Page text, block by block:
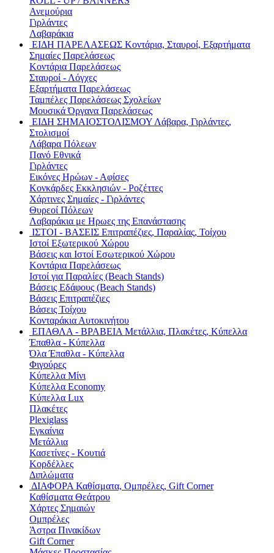
Ανεμούρια
Γιρλάντες
Λαβαράκια
ΕΙΔΗ ΠΑΡΕΛΑΣΕΩΣ Κοντάρια, Σταυροί, Εξαρτήματα
Σημαίες Παρελάσεως
Κοντάρια Παρελάσεως
Σταυροί - Λόγχες
Εξαρτήματα Παρελάσεως
Ταμπέλες Παρελάσεως Σχολείων
Μουσικά Όργανα Παρελάσεως
ΕΙΔΗ ΣΗΜΑΙΟΣΤΟΛΙΣΜΟΥ Λάβαρα, Γιρλάντες,
Στολισμοί
Λάβαρα Πόλεων
Πανό Εθνικά
Γιρλάντες
Εικόνες Ηρώων - Αφίσες
Κονκάρδες Εκκλησιών - Ροζέττες
Χάρτινες Σημαίες - Γιρλάντες
Θυρεοί Πόλεων
Λαβαράκια με Ηρωες της Επανάστασης
ΙΣΤΟΙ - ΒΑΣΕΙΣ Επιτραπέζιες, Παραλίας, Τοίχου
Ιστοί Εξωτερικού Χώρου
Βάσεις και Ιστοί Εσωτερικού Χώρου
Κοντάρια Παρελάσεως
Ιστοί για Παραλίες (Beach Stands)
Βάσεις Εδάφους (Beach Stands)
Βάσεις Επιτραπέζιες
Βάσεις Τοίχου
Κονταράκια Αυτοκινήτου
ΕΠΑΘΛΑ - ΒΡΑΒΕΙΑ Μετάλλια, Πλακέτες, Κύπελλα
Έπαθλα - Κύπελλα
Όλα Έπαθλα - Κύπελλα
Φιγούρες
Κύπελλα Μίνι
Κύπελλα Economy
Κύπελλα Lux
Πλακέτες
Plexiglass
Εγκαίνια
Μετάλλια
Κασετίνες - Κουτιά
Κορδέλλες
Διπλώματα
ΔΙΑΦΟΡΑ Καθίσματα, Ομπρέλες, Gift Corner
Καθίσματα Θεάτρου
Χάρτες Σημαιών
Ομπρέλες
Άστρα Πινακίδων
Gift Corner